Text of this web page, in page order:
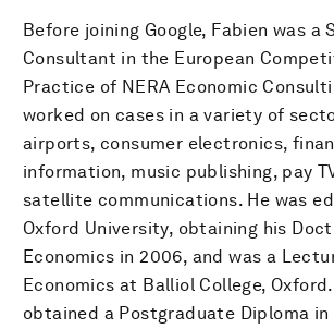
Before joining Google, Fabien was a
Consultant in the European
Practice of NERA Economic
worked on cases in a variety of
airports, consumer electronics,
information, music publishing, pay
satellite communications. He was
Oxford University, obtaining his
Economics in 2006, and was a
Economics at Balliol College,
obtained a Postgraduate Diploma in